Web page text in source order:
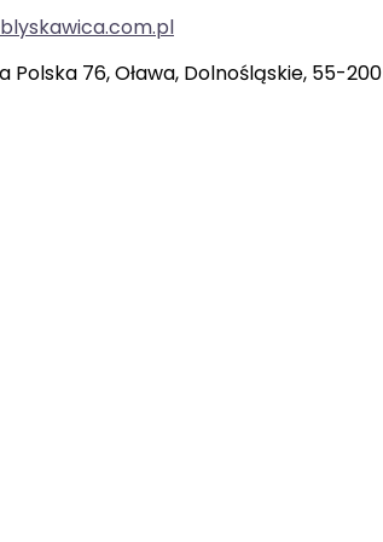
Polska 76, Oława, Dolnośląskie, 55-200